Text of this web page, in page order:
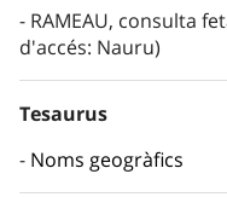
RAMEAU, consulta
d'accés: Nauru)
Tesaurus
Noms geogràfics